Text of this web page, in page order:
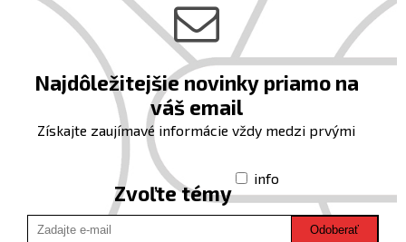
Najdôležitejšie novinky priamo na
váš email
Získajte zaujímavé informácie vždy medzi prvými
Zvoľte témy
info
Odoberať